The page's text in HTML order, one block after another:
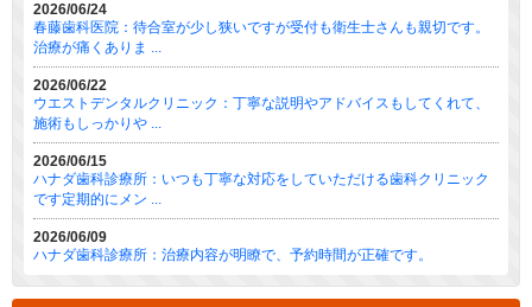
2026/06/24
春藤歯科医院：待合室が少し狭いですが受付も衛生士さんも親切です。
治療が痛くありま ...
2026/06/22
ウエストデンタルクリニック：丁寧な説明やアドバイスもしてくれて、
施術もしっかりや ...
2026/06/15
ハナダ歯科診療所：いつも丁寧な対応をしていただける歯科クリニック
です定期的にメン ...
2026/06/09
ハナダ歯科診療所：治療内容が明瞭で、予約時間が正確です。